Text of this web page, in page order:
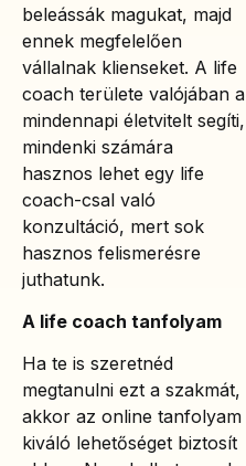
beleássák magukat, majd
ennek megfelelően
vállalnak klienseket. A life
coach területe valójában a
mindennapi életvitelt segíti,
mindenki számára
hasznos lehet egy life
coach-csal való
konzultáció, mert sok
hasznos felismerésre
juthatunk.
A life coach tanfolyam
Ha te is szeretnéd
megtanulni ezt a szakmát,
akkor az online tanfolyam
kiváló lehetőséget biztosít